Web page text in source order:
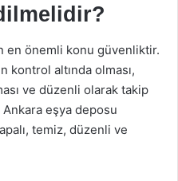
en önemli konu güvenliktir.
kontrol altında olması,
ve düzenli olarak takip
eşya deposu
temiz, düzenli ve